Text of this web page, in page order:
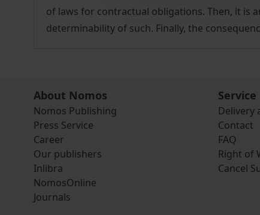
of laws for contractual obligations. Then, it is
determinability of such. Finally, the
About Nomos
Nomos Publishing
Press Service
Career
Our publishers
Inlibra
NomosOnline
Journals
Service
Delivery
Contact
FAQ
Right of
Cancel